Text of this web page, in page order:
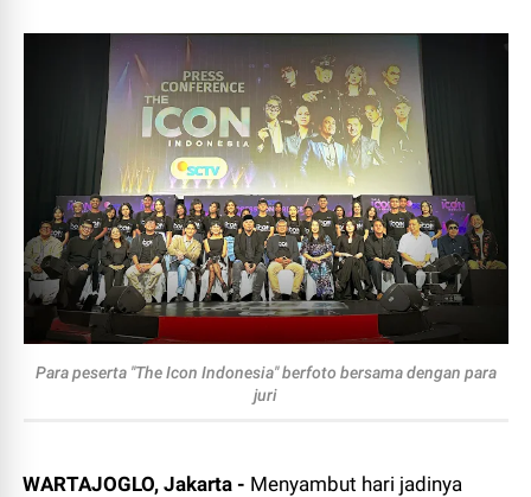
Para peserta "The Icon Indonesia" berfoto bersama dengan para
juri
WARTAJOGLO, Jakarta - Menyambut hari jadinya